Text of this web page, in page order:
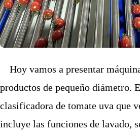
Hoy vamos a presentar
productos de pequeño diámetro.
clasificadora de tomate uva que
incluye las funciones de lavado,